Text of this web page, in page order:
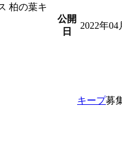
柏の葉キ
公開
日
2022年04
キープ募